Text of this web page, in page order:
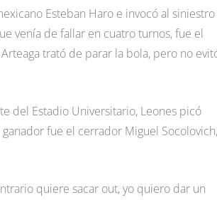
Esteban Haro e invocó al siniestro
venía de fallar en cuatro turnos, fue el
trató de parar la bola, pero no
del Estadio Universitario, Leones picó
fue el cerrador Miguel Socolovich,
quiere sacar out, yo quiero dar un